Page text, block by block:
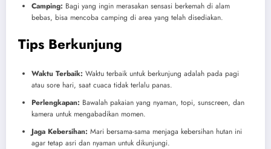
Camping: Bagi yang ingin merasakan sensasi berkemah di alam
bebas, bisa mencoba camping di area yang telah disediakan.
Tips Berkunjung
Waktu Terbaik: Waktu terbaik untuk berkunjung adalah pada pagi
atau sore hari, saat cuaca tidak terlalu panas.
Perlengkapan: Bawalah pakaian yang nyaman, topi, sunscreen, dan
kamera untuk mengabadikan momen.
Jaga Kebersihan: Mari bersama-sama menjaga kebersihan hutan ini
agar tetap asri dan nyaman untuk dikunjungi.